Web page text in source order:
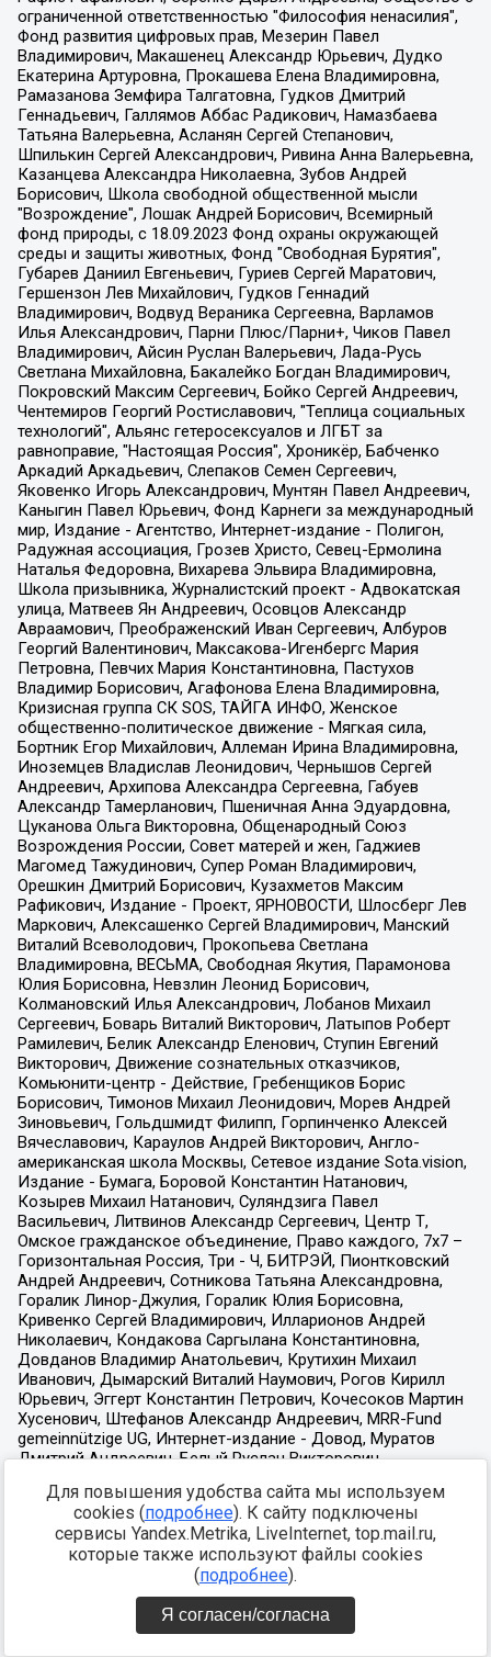
Для повышения удобства сайта мы используем
cookies (подробнее). К сайту подключены
сервисы Yandex.Metrika, LiveInternet, top.mail.ru,
которые также используют файлы cookies
(подробнее).
Я согласен/согласна